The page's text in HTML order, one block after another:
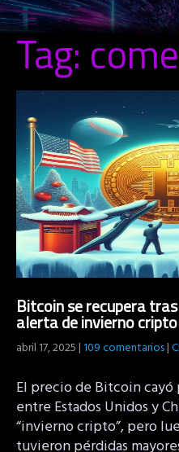
Tag:
Bitcoin se recupera
alerta de invierno cripto
abril 17, 2025|109 comentarios|
El precio de Bitcoin
entre Estados Unidos y
“invierno cripto”, pero
tuvieron pérdidas